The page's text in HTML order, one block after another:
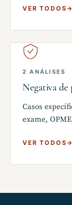
VER TODOS→
2 ANÁLISES
Negativa de
Casos
exame,
VER TODOS→